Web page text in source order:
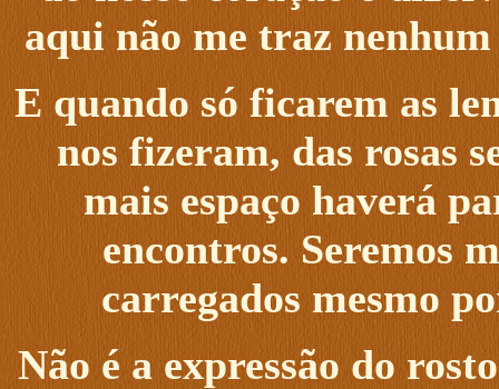
aqui não me traz
E quando só ficarem as
nos fizeram, das rosas
mais espaço haverá
encontros. Seremos
carregados mesmo
Não é a expressão do